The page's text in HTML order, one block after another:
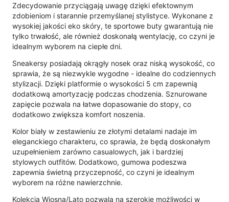
Zdecydowanie przyciągają uwagę dzięki efektownym
zdobieniom i starannie przemyślanej stylistyce. Wykonane z
wysokiej jakości eko skóry, te sportowe buty gwarantują nie
tylko trwałość, ale również doskonałą wentylację, co czyni je
idealnym wyborem na ciepłe dni.
Sneakersy posiadają okrągły nosek oraz niską wysokość, co
sprawia, że są niezwykle wygodne - idealne do codziennych
stylizacji. Dzięki platformie o wysokości 5 cm zapewnią
dodatkową amortyzację podczas chodzenia. Sznurowane
zapięcie pozwala na łatwe dopasowanie do stopy, co
dodatkowo zwiększa komfort noszenia.
Kolor biały w zestawieniu ze złotymi detalami nadaje im
eleganckiego charakteru, co sprawia, że będą doskonałym
uzupełnieniem zarówno casualowych, jak i bardziej
stylowych outfitów. Dodatkowo, gumowa podeszwa
zapewnia świetną przyczepność, co czyni je idealnym
wyborem na różne nawierzchnie.
Kolekcja Wiosna/Lato pozwala na szerokie możliwości w